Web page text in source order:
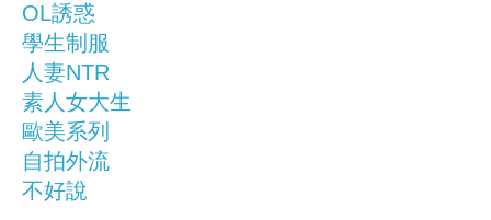
OL誘惑
學生制服
人妻NTR
素人女大生
歐美系列
自拍外流
不好說